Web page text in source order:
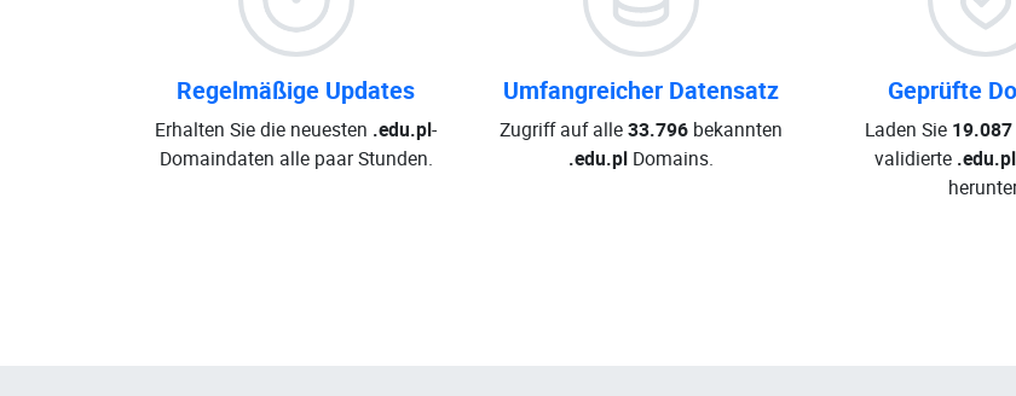
Regelmäßige Updates
Erhalten Sie die neuesten .edu.pl-
Domaindaten alle paar Stunden.
Umfangreicher Datensatz
Zugriff auf alle33.796bekannten
.edu.plDomains.
Geprüfte
Laden Sie 19.087
validierte .edu.pl